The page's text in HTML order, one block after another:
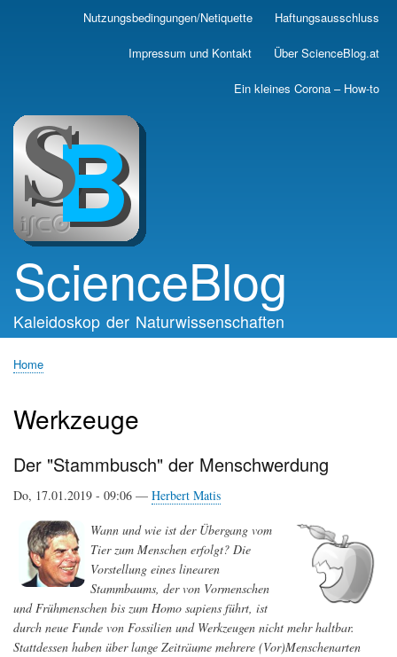
Skip
main
Nutzungsbedingungen/Netiquette Haftungsausschluss
Impressum und Kontakt Über ScienceBlog.at
Ein kleines Corona – How-to
ScienceBlog
Kaleidoskop der Naturwissenschaften
Home
Werkzeuge
Der "Stammbusch" der Menschwerdung
Do, 17.01.2019 - 09:06 — Herbert Matis
Wann und wie ist der Übergang vom
Tier zum Menschen erfolgt? Die
Vorstellung eines linearen
Stammbaums, der von Vormenschen
und Frühmenschen bis zum Homo sapiens führt, ist
durch neue Funde von Fossilien und Werkzeugen nicht mehr haltbar.
Stattdessen haben über lange Zeiträume mehrere (Vor)Menschenarten